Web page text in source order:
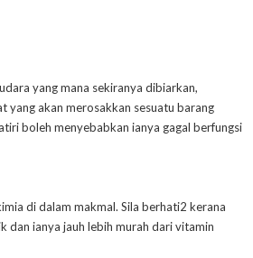
yang mana sekiranya dibiarkan,
yang akan merosakkan sesuatu barang
boleh menyebabkan ianya gagal berfungsi
di dalam makmal. Sila berhati2 kerana
dan ianya jauh lebih murah dari vitamin